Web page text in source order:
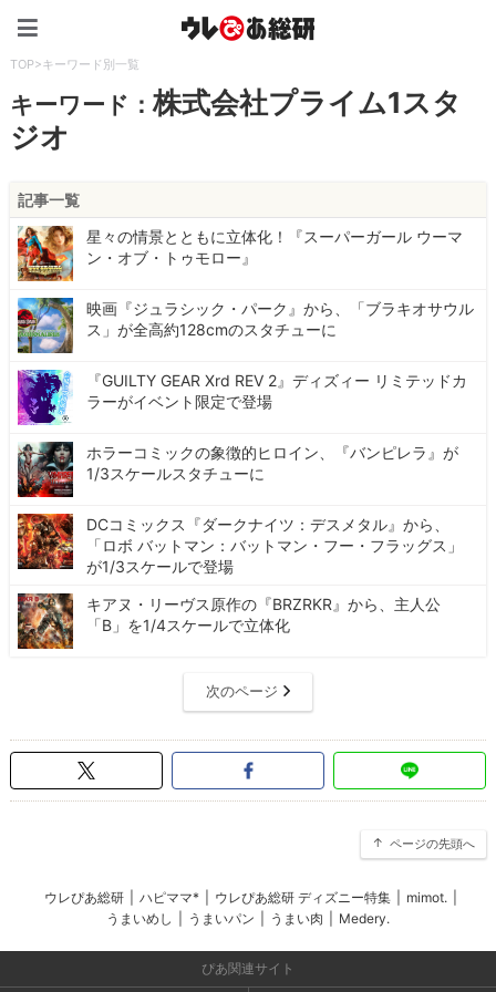
TOP>キーワード別一覧
キーワード：株式会社プライム1スタ
ジオ
記事一覧
星々の情景とともに立体化！『スーパーガール ウーマ
ン・オブ・トゥモロー』
映画『ジュラシック・パーク』から、「ブラキオサウル
ス」が全高約128cmのスタチューに
『GUILTY GEAR Xrd REV 2』ディズィー リミテッドカ
ラーがイベント限定で登場
ホラーコミックの象徴的ヒロイン、『バンピレラ』が
1/3スケールスタチューに
DCコミックス『ダークナイツ：デスメタル』から、
「ロボ バットマン：バットマン・フー・フラッグス」
が1/3スケールで登場
キアヌ・リーヴス原作の『BRZRKR』から、主人公
「B」を1/4スケールで立体化
次のページ
ページの先頭へ
ウレぴあ総研 ハピママ* ウレぴあ総研 ディズニー特集 mimot.
うまいめし
うまいパン うまい肉 Medery.
ぴあ関連サイト